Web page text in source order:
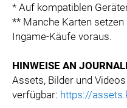
* Auf kompatiblen
** Manche Karten
Ingame-Käufe voraus.
HINWEISE AN
Assets, Bilder und
verfügbar: https://